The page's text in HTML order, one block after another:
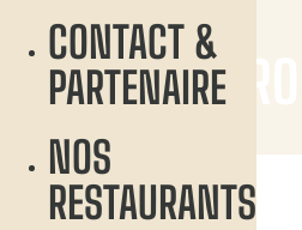
CONTACT &
PARTENAIRE
NOS
RESTAURANTS
Accueil Nos produits
NOS
LE SALÉ